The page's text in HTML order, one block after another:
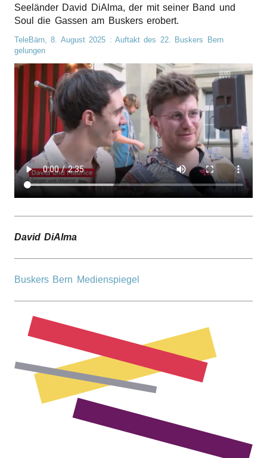
Seelän­der David DiAl­ma, der mit seiner Band und
Soul die Gassen am Buskers erobert.
TeleBärn,8. August 2025 : Auftakt des 22. Buskers Bern
gelungen
David DiAlma
Buskers Bern Medienspiegel